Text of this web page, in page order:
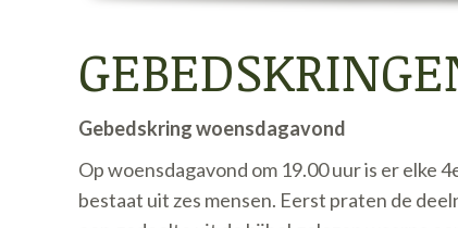
Gebedskring woensdagavond
Op woensdagavond om 19.00 uur is er elke
bestaat uit zes mensen. Eerst praten de